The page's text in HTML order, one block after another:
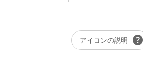
アイコンの説明 help